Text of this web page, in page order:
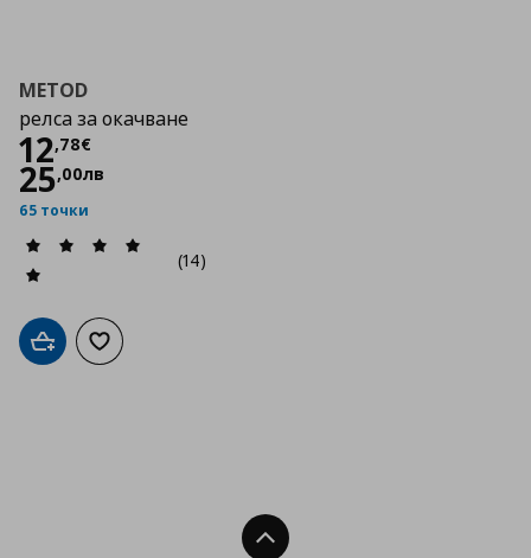
METOD
релса за окачване
12,78€
Цена
25,00лв
65 точки
(14)
Добави в кошницата
Добави към списъка с любими
Нагоре